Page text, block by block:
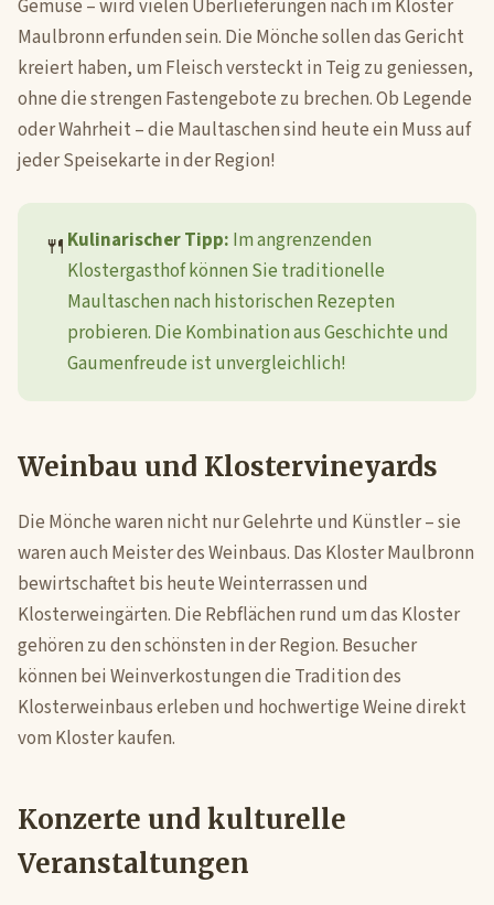
Gemüse – wird vielen Überlieferungen nach im Kloster
Maulbronn erfunden sein. Die Mönche sollen das Gericht
kreiert haben, um Fleisch versteckt in Teig zu geniessen,
ohne die strengen Fastengebote zu brechen. Ob Legende
oder Wahrheit – die Maultaschen sind heute ein Muss auf
jeder Speisekarte in der Region!
🍴 Kulinarischer Tipp: Im angrenzenden
Klostergasthof können Sie traditionelle
Maultaschen nach historischen Rezepten
probieren. Die Kombination aus Geschichte und
Gaumenfreude ist unvergleichlich!
Weinbau und Klostervineyards
Die Mönche waren nicht nur Gelehrte und Künstler – sie
waren auch Meister des Weinbaus. Das Kloster Maulbronn
bewirtschaftet bis heute Weinterrassen und
Klosterweingärten. Die Rebflächen rund um das Kloster
gehören zu den schönsten in der Region. Besucher
können bei Weinverkostungen die Tradition des
Klosterweinbaus erleben und hochwertige Weine direkt
vom Kloster kaufen.
Konzerte und kulturelle
Veranstaltungen